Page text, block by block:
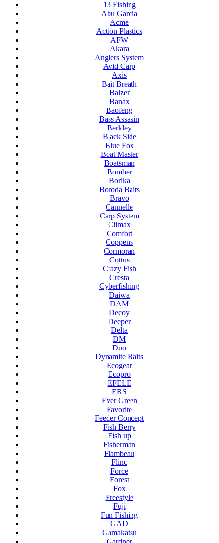
13 Fishing
Abu Garcia
Acme
Action Plastics
AFW
Akara
Anglers System
Avid Carp
Axis
Bait Breath
Balzer
Banax
Baofeng
Bass Assasin
Berkley
Black Side
Blue Fox
Boat Master
Boatsman
Bomber
Borika
Boroda Baits
Bravo
Cannelle
Carp System
Climax
Comfort
Coppens
Cormoran
Cottus
Crazy Fish
Cresta
Cyberfishing
Daiwa
DAM
Decoy
Deeper
Delta
DM
Duo
Dynamite Baits
Ecogear
Ecopro
EFELE
ERS
Ever Green
Favorite
Feeder Concept
Fish Berry
Fish up
Fisherman
Flambeau
Flinc
Force
Forest
Fox
Freestyle
Fuji
Fun Fishing
GAD
Gamakatsu